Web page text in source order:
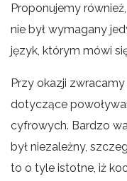
Proponujemy
nie był wymagany
język, którym mówi
Przy okazji
dotyczące
cyfrowych. Bardzo
był niezależny,
to o tyle istotne, iż